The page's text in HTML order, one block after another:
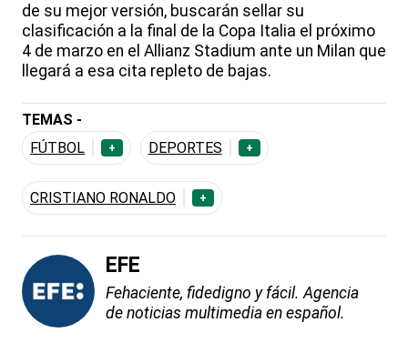
de su mejor versión, buscarán sellar su
clasificación a la final de la Copa Italia el próximo
4 de marzo en el Allianz Stadium ante un Milan que
llegará a esa cita repleto de bajas.
TEMAS -
FÚTBOL
+ DEPORTES +
CRISTIANO RONALDO +
EFE
Fehaciente, fidedigno y fácil. Agencia
de noticias multimedia en español.